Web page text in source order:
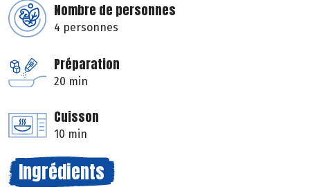
Nombre de personnes
4 personnes
Préparation
20 min
Cuisson
10 min
Ingrédients